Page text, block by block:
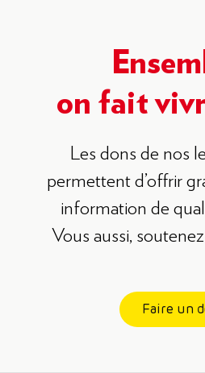
on fait
Les dons de nos
permettent d’offrir
information de
Vous aussi,
Faire un